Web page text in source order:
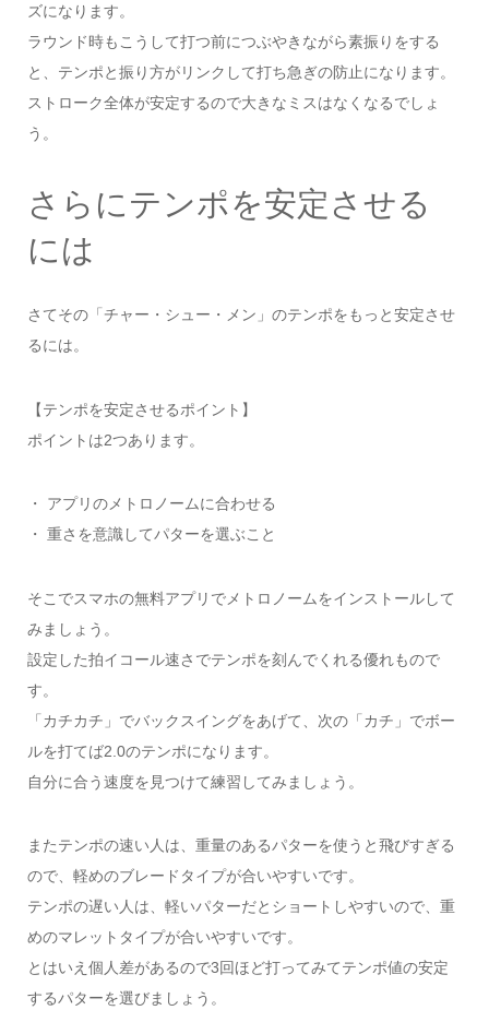
ズになります。
ラウンド時もこうして打つ前につぶやきながら素振りをする
と、テンポと振り方がリンクして打ち急ぎの防止になります。
ストローク全体が安定するので大きなミスはなくなるでしょ
う。
さらにテンポを安定させる
には
さてその「チャー・シュー・メン」のテンポをもっと安定させ
るには。
【テンポを安定させるポイント】
ポイントは2つあります。
・ アプリのメトロノームに合わせる
・ 重さを意識してパターを選ぶこと
そこでスマホの無料アプリでメトロノームをインストールして
みましょう。
設定した拍イコール速さでテンポを刻んでくれる優れもので
す。
「カチカチ」でバックスイングをあげて、次の「カチ」でボー
ルを打てば2.0のテンポになります。
自分に合う速度を見つけて練習してみましょう。
またテンポの速い人は、重量のあるパターを使うと飛びすぎる
ので、軽めのブレードタイプが合いやすいです。
テンポの遅い人は、軽いパターだとショートしやすいので、重
めのマレットタイプが合いやすいです。
とはいえ個人差があるので3回ほど打ってみてテンポ値の安定
するパターを選びましょう。